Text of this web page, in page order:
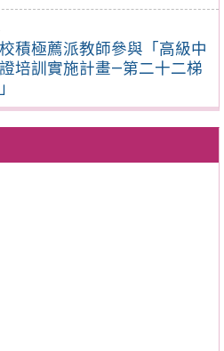
積極薦派教師參與「高級中
培訓實施計畫—第二十二梯